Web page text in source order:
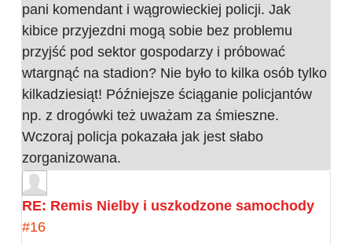
pani komendant i wągrowieckiej policji. Jak
kibice przyjezdni mogą sobie bez problemu
przyjść pod sektor gospodarzy i próbować
wtargnąć na stadion? Nie było to kilka osób tylko
kilkadziesiąt! Późniejsze ściąganie policjantów
np. z drogówki też uważam za śmieszne.
Wczoraj policja pokazała jak jest słabo
zorganizowana.
RE: Remis Nielby i uszkodzone samochody
#16